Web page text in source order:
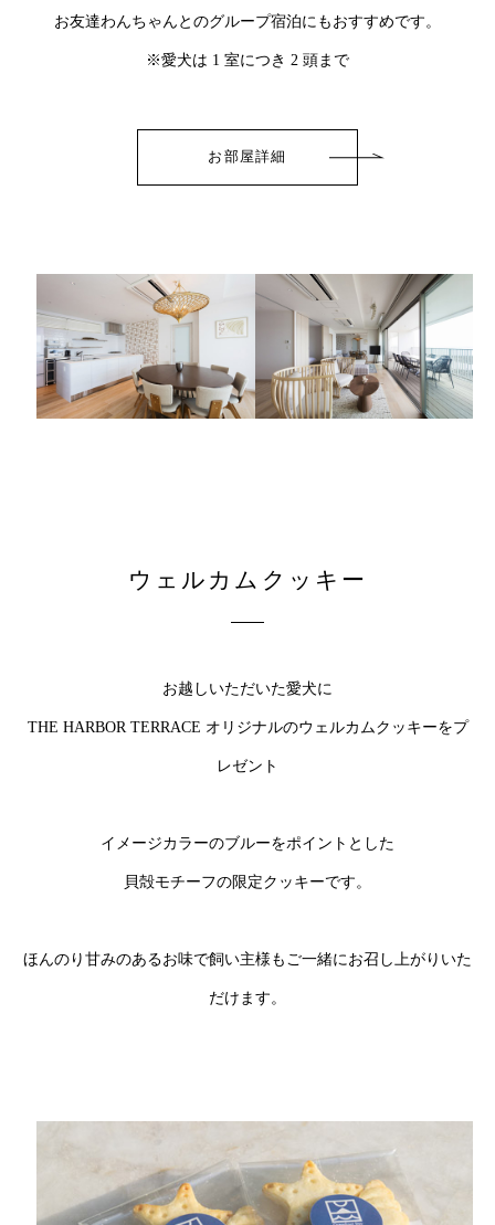
お友達わんちゃんとのグループ宿泊にもおすすめです。
※愛犬は 1 室につき 2 頭まで
お部屋詳細
ウェルカムクッキー
お越しいただいた愛犬に
THE HARBOR TERRACE オリジナルのウェルカムクッキーをプ
レゼント
イメージカラーのブルーをポイントとした
貝殻モチーフの限定クッキーです。
ほんのり甘みのあるお味で飼い主様もご一緒にお召し上がりいた
だけます。